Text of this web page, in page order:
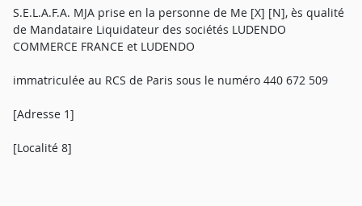
S.E.L.A.F.A. MJA prise en la personne de Me [X] [N], ès qualité
de Mandataire Liquidateur des sociétés LUDENDO
COMMERCE FRANCE et LUDENDO
immatriculée au RCS de Paris sous le numéro 440 672 509
[Adresse 1]
[Localité 8]